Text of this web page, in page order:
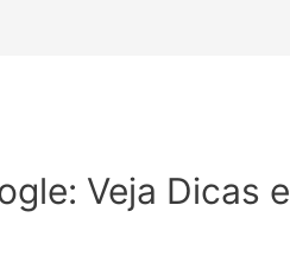
Veja Dicas e